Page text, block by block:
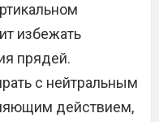
избежать
прядей.
с нейтральным
действием,